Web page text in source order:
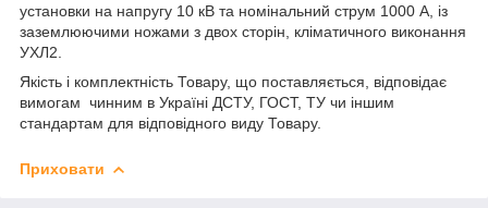
установки на напругу 10 кВ та номінальний струм 1000 А, із
заземлюючими ножами з двох сторін, кліматичного виконання
УХЛ2.
Якість і комплектність Товару, що поставляється, відповідає
вимогам чинним в Україні ДСТУ, ГОСТ, ТУ чи іншим
стандартам для відповідного виду Товару.
Приховати